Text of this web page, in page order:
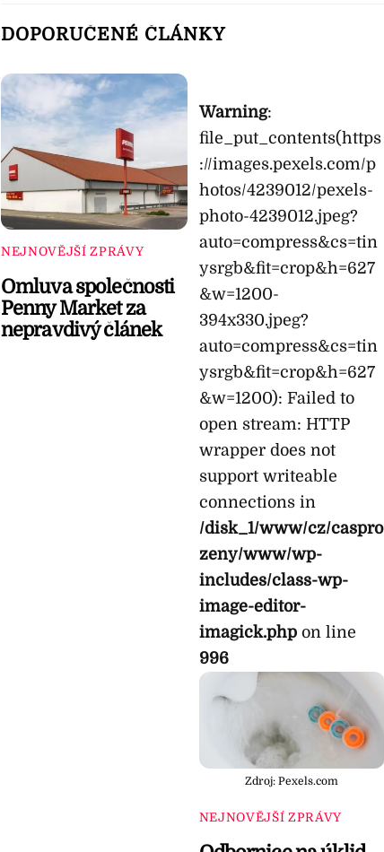
DOPORUČENÉ ČLÁNKY
NEJNOVĚJŠÍ ZPRÁVY
Omluva společnosti
Penny Market za
nepravdivý článek
Warning:
file_put_contents(https
://images.pexels.com/p
hotos/4239012/pexels-
photo-4239012.jpeg?
auto=compress&cs=tin
ysrgb&fit=crop&h=627
&w=1200-
394x330.jpeg?
auto=compress&cs=tin
ysrgb&fit=crop&h=627
&w=1200): Failed to
open stream: HTTP
wrapper does not
support writeable
connections in
/disk_1/www/cz/caspro
zeny/www/wp-
includes/class-wp-
image-editor-
imagick.phpon line
996
Zdroj: Pexels.com
NEJNOVĚJŠÍ ZPRÁVY